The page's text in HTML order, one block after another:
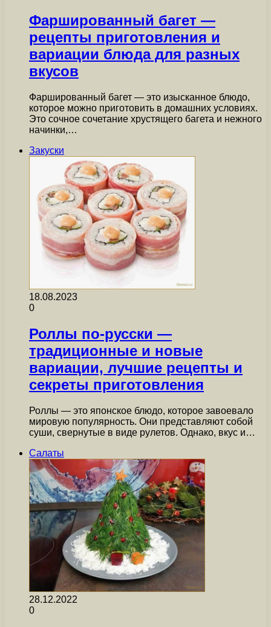
Фаршированный багет —
рецепты приготовления и
вариации блюда для разных
вкусов
Фаршированный багет — это изысканное блюдо,
которое можно приготовить в домашних условиях.
Это сочное сочетание хрустящего багета и нежного
начинки,…
Закуски
18.08.2023
0
Роллы по-русски —
традиционные и новые
вариации, лучшие рецепты и
секреты приготовления
Роллы — это японское блюдо, которое завоевало
мировую популярность. Они представляют собой
суши, свернутые в виде рулетов. Однако, вкус и…
Салаты
28.12.2022
0